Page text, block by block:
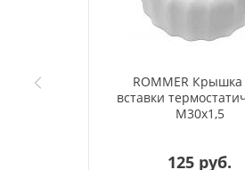
ROMMER Крышка
вставки
M30x1,5
125 руб.